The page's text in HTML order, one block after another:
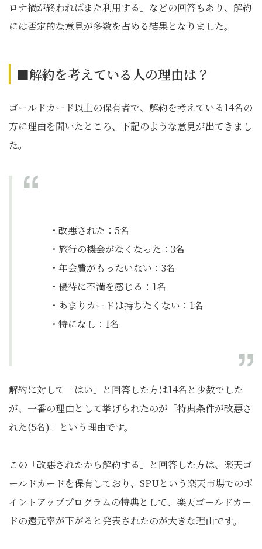
ロナ禍が終わればまた利用する」などの回答もあり、解約
には否定的な意見が多数を占める結果となりました。
■解約を考えている人の理由は？
ゴールドカード以上の保有者で、解約を考えている14名の
方に理由を聞いたところ、下記のような意見が出てきまし
た。
・改悪された：5名
・旅行の機会がなくなった：3名
・年会費がもったいない：3名
・優待に不満を感じる：1名
・あまりカードは持ちたくない：1名
・特になし：1名
解約に対して「はい」と回答した方は14名と少数でした
が、一番の理由として挙げられたのが「特典条件が改悪さ
れた(5名)」という理由です。
この「改悪されたから解約する」と回答した方は、楽天ゴ
ールドカードを保有しており、SPUという楽天市場でのポ
イントアッププログラムの特典として、楽天ゴールドカー
ドの還元率が下がると発表されたのが大きな理由です。